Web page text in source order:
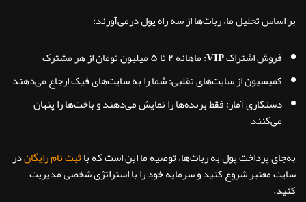
بر اساس تحلیل ما، ربات‌ها از سه راه پول درمی‌آورند:
فروش اشتراک VIP:
ماهانه ۲ تا ۵ میلیون تومان از هر مشترک
کمیسیون از سایت‌های تقلبی:شما را به سایت‌های فیک ارجاع می‌دهند
دستکاری آمار:فقط برنده‌ها را نمایش می‌دهند و باخت‌ها را پنهان
می‌کنند
به‌جای پرداخت پول به ربات‌ها، توصیه ما این است که باثبت نام رایگاندر
سایت معتبر شروع کنید و سرمایه خود را با استراتژی شخصی مدیریت
کنید.